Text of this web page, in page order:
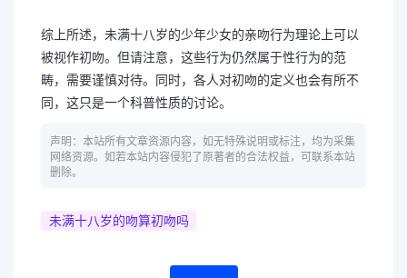
综上所述，未满十八岁的少年少女的亲吻行为理论上可以
被视作初吻。但请注意，这些行为仍然属于性行为的范
畴，需要谨慎对待。同时，各人对初吻的定义也会有所不
同，这只是一个科普性质的讨论。
声明：本站所有文章资源内容，如无特殊说明或标注，均为采集
网络资源。如若本站内容侵犯了原著者的合法权益，可联系本站
删除。
未满十八岁的吻算初吻吗